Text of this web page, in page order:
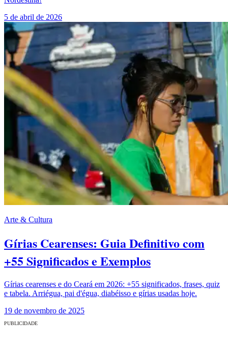
5 de abril de 2026
Arte & Cultura
Gírias Cearenses: Guia Definitivo com
+55 Significados e Exemplos
Gírias cearenses e do Ceará em 2026: +55 significados, frases, quiz
e tabela. Arriégua, pai d'égua, diabéisso e gírias usadas hoje.
19 de novembro de 2025
PUBLICIDADE